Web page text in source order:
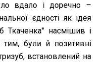
вдало і доречно –
єдності як ідея
Ткаченка" насмішив і
тим, були й позитивні
встановлений на